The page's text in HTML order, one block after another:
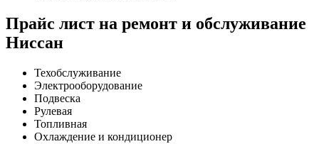
Прайс лист на ремонт и обслуживание
Ниссан
Техобслуживание
Электрооборудование
Подвеска
Рулевая
Топливная
Охлаждение и кондиционер